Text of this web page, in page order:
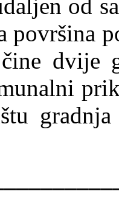
od
površina
dvije
gradnja